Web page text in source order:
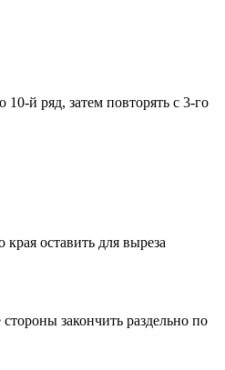
й ряд, затем повторять с 3-го
оставить для выреза
закончить раздельно по